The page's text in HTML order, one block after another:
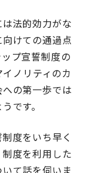
法的効力がな
けての通過点
プ宣誓制度の
ノリティのカ
の第一歩では
です。
度をいち早く
度を利用した
て話を伺いま